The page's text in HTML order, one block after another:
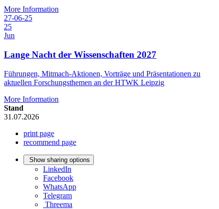
More Information
27-06-25
25
Jun
Lange Nacht der Wissenschaften 2027
Führungen, Mitmach-Aktionen, Vorträge und Präsentationen zu
aktuellen Forschungsthemen an der HTWK Leipzig
More Information
Stand
31.07.2026
print page
recommend page
Show sharing options
LinkedIn
Facebook
WhatsApp
Telegram
Threema